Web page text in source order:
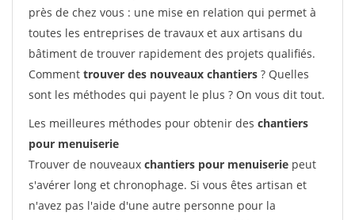
près de chez vous : une mise en relation qui permet à
toutes les entreprises de travaux et aux artisans du
bâtiment de trouver rapidement des projets qualifiés.
Comment trouver des nouveaux chantiers ? Quelles
sont les méthodes qui payent le plus ? On vous dit tout.
Les meilleures méthodes pour obtenir des chantiers
pour menuiserie
Trouver de nouveaux chantiers pour menuiserie peut
s'avérer long et chronophage. Si vous êtes artisan et
n'avez pas l'aide d'une autre personne pour la